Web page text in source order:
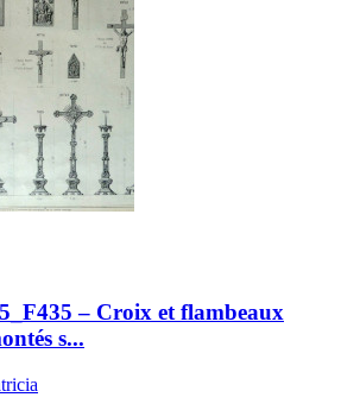
– Croix et flambeaux
s...